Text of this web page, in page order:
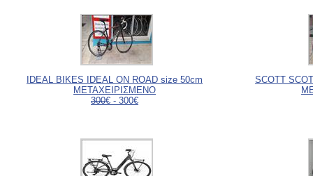
IDEAL BIKES IDEAL ON ROAD size 50cm
ΜΕΤΑΧΕΙΡΙΣΜΕΝΟ
300€ - 300€
SCOTT